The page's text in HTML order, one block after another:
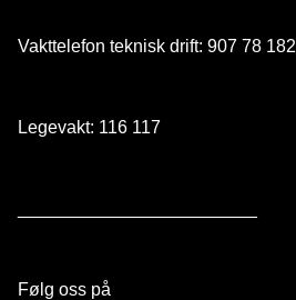
Vakttelefon teknisk drift: 907 78 182
Legevakt: 116 117
Følg oss på